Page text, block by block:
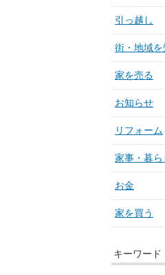
引っ越し
街・地域を
家を売る
お知らせ
リフォーム
家事・暮ら
お金
家を買う
キーワード